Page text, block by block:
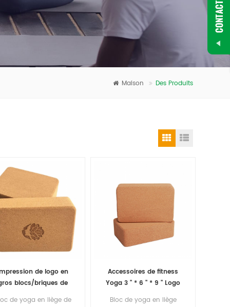
Maison Des Produits
de logo en
blocs/briques de
en liège naturel
de yoga en liège de
Accessoires de fitness
Yoga 3 '' * 6 '' * 9 '' Logo
privé personnalisé Bloc
Bloc de yoga en liège